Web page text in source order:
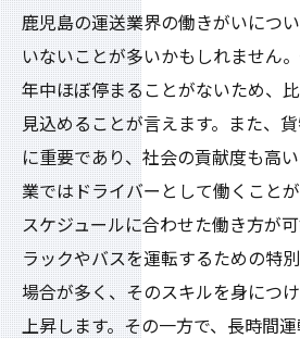
鹿児島の運送業界の働きがいにつ
いないことが多いかもしれません
年中ほぼ停まることがないため、
見込めることが言えます。また、
に重要であり、社会の貢献度も高
業ではドライバーとして働くこと
スケジュールに合わせた働き方が
ラックやバスを運転するための特
場合が多く、そのスキルを身につ
上昇します。その一方で、長時間